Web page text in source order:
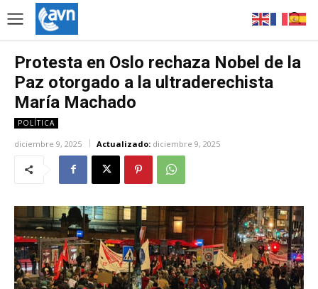
Protesta en Oslo rechaza Nobel de la
Paz otorgado a la ultraderechista
María Machado
POLÍTICA
diciembre 9, 2025 Actualizado: diciembre 9, 2025